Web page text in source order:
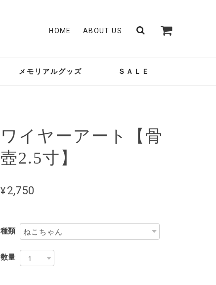
HOME ABOUT US
メモリアルグッズ ＳＡＬＥ
ワイヤーアート【骨
壺2.5寸】
¥2,750
種類
数量